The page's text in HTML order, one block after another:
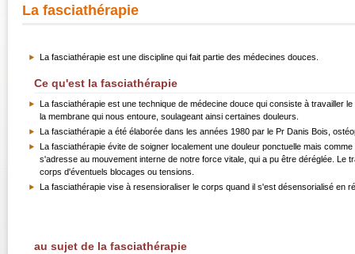
La fasciathérapie
La fasciathérapie est une discipline qui fait partie des médecines douces.
Ce qu'est la fasciathérapie
La fasciathérapie est une technique de médecine douce qui consiste à travailler
la membrane qui nous entoure, soulageant ainsi certaines douleurs.
La fasciathérapie a été élaborée dans les années 1980 par le Pr Danis Bois,
La fasciathérapie évite de soigner localement une douleur ponctuelle mais
s'adresse au mouvement interne de notre force vitale, qui a pu être déréglée.
corps d'éventuels blocages ou tensions.
La fasciathérapie vise à resensioraliser le corps quand il s'est désensorialisé en
au sujet de la fasciathérapie